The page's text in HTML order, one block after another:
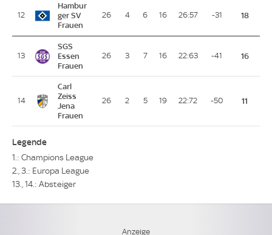
12
Hambur
ger SV
Frauen
26 4 6 16 26:57 -31 18
13
SGS
Essen
Frauen
26 3 7 16 22:63 -41 16
14
Carl
Zeiss
Jena
Frauen
26 2 5 19 22:72 -50 11
Legende
1.: Champions League
2., 3.: Europa League
13., 14.: Absteiger